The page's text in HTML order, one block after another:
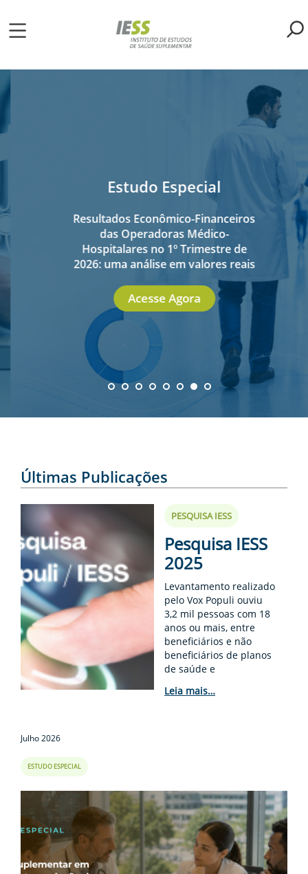
para
principal
Estudo Especial
Resultados Econômico-Financeiros
das Operadoras Médico-
Hospitalares no 1º Trimestre de
2026: uma análise em valores reais
Acesse Agora
Últimas Publicações
PESQUISA IESS
Pesquisa IESS
2025
Levantamento realizado
pelo Vox Populi ouviu
3,2 mil pessoas com 18
anos ou mais, entre
beneficiários e não
beneficiários de planos
de saúde e
regiões metrop...
Leia mais…
Julho 2026
ESTUDO ESPECIAL